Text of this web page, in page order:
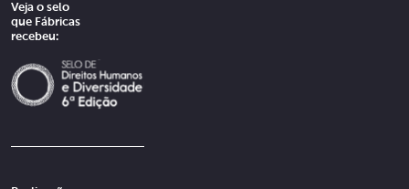
Veja o selo
que Fábricas
recebeu: